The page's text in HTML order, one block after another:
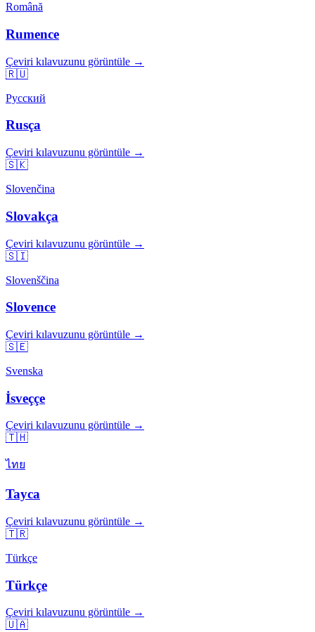
Română
Rumence
Çeviri kılavuzunu görüntüle →
🇷🇺
Русский
Rusça
Çeviri kılavuzunu görüntüle →
🇸🇰
Slovenčina
Slovakça
Çeviri kılavuzunu görüntüle →
🇸🇮
Slovenščina
Slovence
Çeviri kılavuzunu görüntüle →
🇸🇪
Svenska
İsveççe
Çeviri kılavuzunu görüntüle →
🇹🇭
ไทย
Tayca
Çeviri kılavuzunu görüntüle →
🇹🇷
Türkçe
Türkçe
Çeviri kılavuzunu görüntüle →
🇺🇦